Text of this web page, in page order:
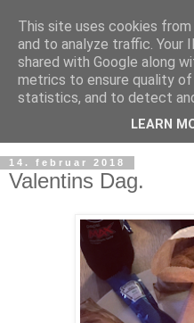
14. februar 2018
Valentins Dag.
This site uses cookies
and to analyze traffic. Your
shared with Google along
metrics to ensure quality
statistics, and to detect
LEARN